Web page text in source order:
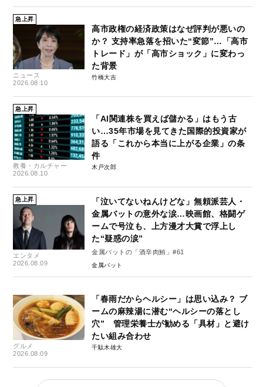
急上昇
ニュース
2026.08.10
高市政権の経済政策はなぜ評判が悪いの
か？ 支持率急落を招いた“変節”…「高市
トレード」が「高市ショック」に変わっ
た背景
竹橋大吉
急上昇
教養・カルチャー
2026.08.10
「AI関連株を買えば儲かる」はもう古
い…35年市場を見てきた国際的投資家が
語る「これから本当に上がる企業」の条
件
木戸次郎
急上昇
エンタメ
2026.08.09
「泣いてないねんけどな」無頼派芸人・
金属バットの意外な涙…映画館、格闘ゲ
ームで号泣も、上方漫才大賞で浮上し
た“疑惑の涙”
金属バットの「酒辛肉鮪」#61
金属バット
グルメ
2026.08.09
「春雨だからヘルシー」は思い込み？ ブ
ームの麻辣湯に潜む“ヘルシーの落とし
穴” 管理栄養士が勧める「具材」と避け
たい組み合わせ
千駄木雄大